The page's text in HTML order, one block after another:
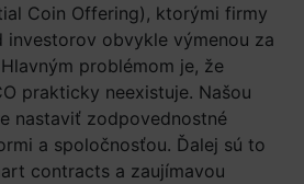
Coin Offering), ktorými firmy
investorov obvykle výmenou za
problémom je, že
prakticky neexistuje. Našou
nastaviť zodpovednostné
a spoločnosťou. Ďalej sú to
contracts a zaujímavou